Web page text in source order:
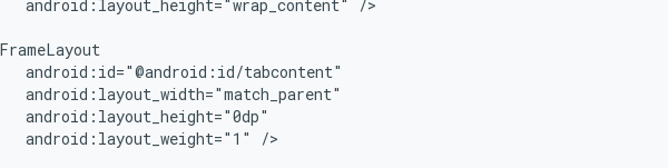
android:layout_height="wrap_content"
/>
android:layout_weight="1"
/>